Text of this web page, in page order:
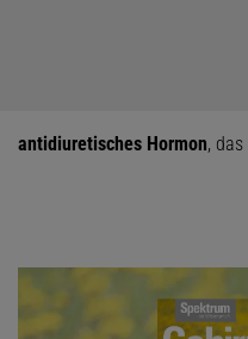
antidiuretisches Hormon, das